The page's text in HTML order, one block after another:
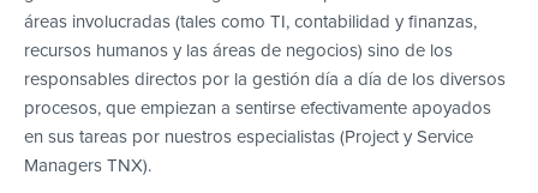
áreas involucradas (tales como TI, contabilidad y finanzas,
recursos humanos y las áreas de negocios) sino de los
responsables directos por la gestión día a día de los diversos
procesos, que empiezan a sentirse efectivamente apoyados
en sus tareas por nuestros especialistas (Project y Service
Managers TNX).